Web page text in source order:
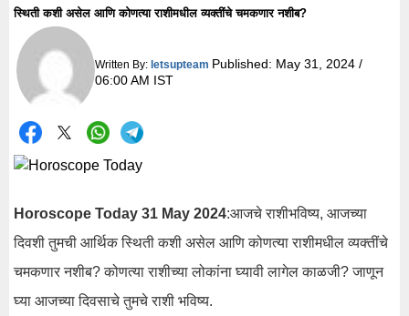
स्थिती कशी असेल आणि कोणत्या राशीमधील व्यक्तींचे चमकणार नशीब?
Written By: letsupteam Published: May 31, 2024 /
06:00 AM IST
Horoscope Today 31 May 2024:आजचे राशीभविष्य, आजच्या
दिवशी तुमची आर्थिक स्थिती कशी असेल आणि कोणत्या राशीमधील व्यक्तींचे
चमकणार नशीब? कोणत्या राशीच्या लोकांना घ्यावी लागेल काळजी? जाणून
घ्या आजच्या दिवसाचे तुमचे राशी भविष्य.